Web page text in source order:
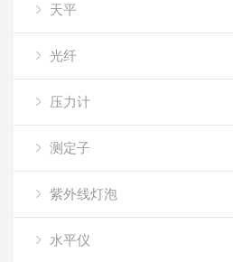
天平
光纤
压力计
测定子
紫外线灯泡
水平仪